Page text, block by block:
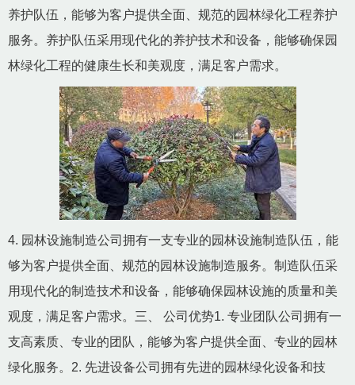
养护队伍，能够为客户提供全面、规范的园林绿化工程养护
服务。养护队伍采用现代化的养护技术和设备，能够确保园
林绿化工程的健康生长和美观度，满足客户需求。
4. 园林设施制造公司拥有一支专业的园林设施制造队伍，能
够为客户提供全面、规范的园林设施制造服务。制造队伍采
用现代化的制造技术和设备，能够确保园林设施的质量和美
观度，满足客户需求。三、 公司优势1. 专业团队公司拥有一
支高素质、专业的团队，能够为客户提供全面、专业的园林
绿化服务。2. 先进设备公司拥有先进的园林绿化设备和技